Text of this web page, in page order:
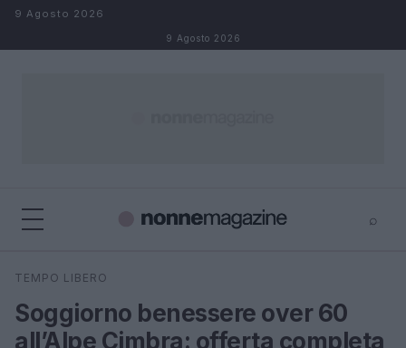
Salta al contenuto
9 Agosto 2026
9 Agosto 2026
⌕
Cerca
TEMPO LIBERO
Soggiorno benessere over 60
all’Alpe Cimbra: offerta completa